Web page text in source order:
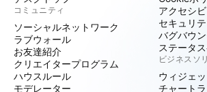
コミュニティ
ソーシャルネットワーク
ラブウォール
お友達紹介
クリエイタープログラム
ハウスルール
モデレーター
アクセシ
セキュリ
バグバウ
ステータ
ビジネスソ
ウィジェッ
チャート